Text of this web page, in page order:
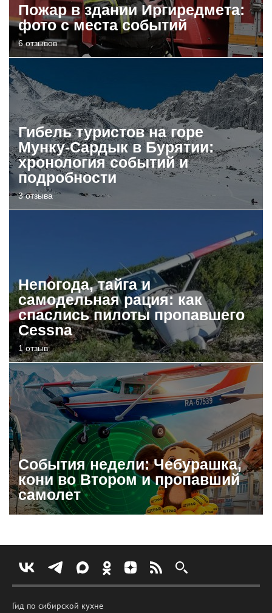
Пожар в здании Иргиредмета:
фото с места событий
6 отзывов
Гибель туристов на горе
Мунку-Сардык в Бурятии:
хронология событий и
подробности
3 отзыва
Непогода, тайга и
самодельная рация: как
спаслись пилоты пропавшего
Cessna
1 отзыв
События недели: Чебурашка,
кони во Втором и пропавший
самолет
Гид по сибирской кухне